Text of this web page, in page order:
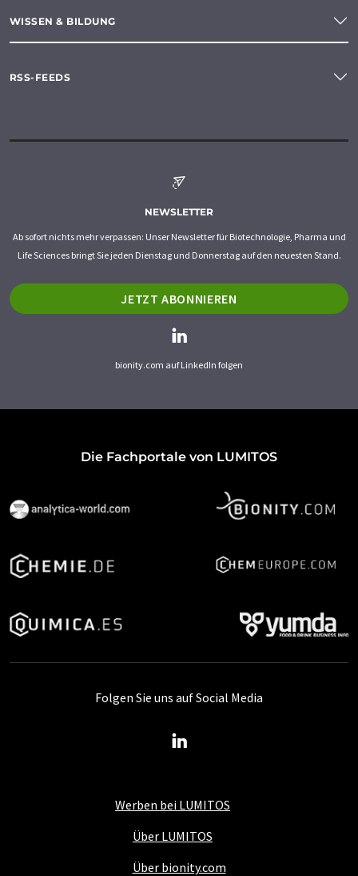
WISSEN & BILDUNG
RSS-FEEDS
NEWSLETTER
Ab sofort nichts mehr verpassen: Unser Newsletter für Biotechnologie, Pharma und
Life Sciences bringt Sie jeden Dienstag und Donnerstag auf den neuesten Stand.
JETZT ABONNIEREN
bionity.com auf LinkedIn folgen
Die Fachportale von LUMITOS
Werben bei LUMITOS
Über LUMITOS
Über bionity.com
Folgen Sie uns auf Social Media